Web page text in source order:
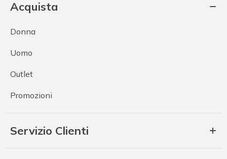
Acquista
Donna
Uomo
Outlet
Promozioni
Servizio Clienti